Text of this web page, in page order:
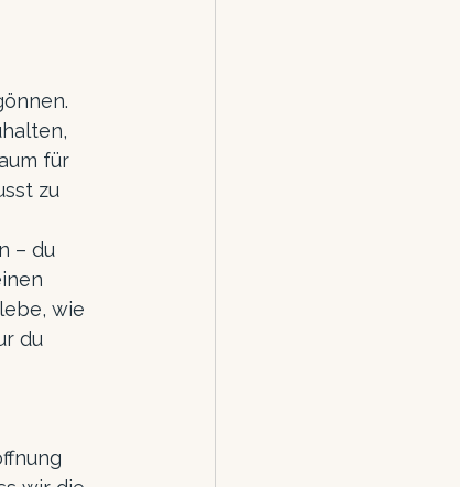
für
zu
– du
wie
du